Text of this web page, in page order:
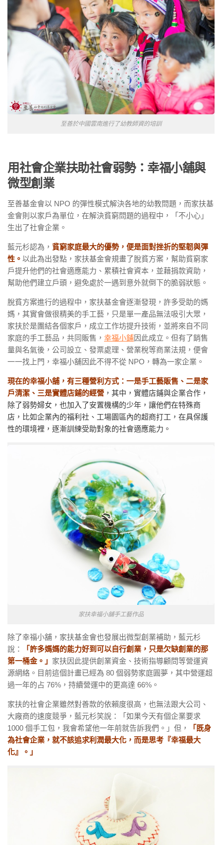
至善於中國雲南進行了幼教師資的培訓
用社會企業扶助社會弱勢：幸福小舖與
微型創業
至善基金會以 NPO 的彈性模式解決各地的幼教問題，而家扶基
金會則以家戶為單位，在解決貧窮問題的過程中，「不小心」
生出了社會企業。
藍元杉認為， 貧窮家庭最大的優勢，便是面對挫折的堅韌與彈
性。 以此為出發點，家扶基金會規畫了脫貧方案，幫助貧窮家
戶提升他們的社會適應能力、累積社會資本，並藉捐款資助，
幫助他們建立戶頭，避免處於一遇到意外就倒下的脆弱狀態。
脫貧方案進行的過程中，家扶基金會逐漸發現，許多受助的媽
媽，其實會做很精美的手工藝，只是單一產品無法吸引大眾，
家扶於是團結各個家戶，成立工作坊提升技術，並將來自不同
家庭的手工藝品，共同販售， 幸福小鋪因此成立。 但有了銷售
量與名氣後，公司設立、發票處理、營業稅等商業法規，便會
一一找上門，幸福小舖因此不得不從 NPO，轉為一家企業。
現在的幸福小舖，有三種營利方式：一是手工藝販售、二是家
戶清潔、三是實體店鋪的經營 ，其中，實體店鋪與企業合作，
除了弱勢婦女，也加入了安置機構的少年，讓他們在特殊商
店，比如企業內的福利社、工場園區內的超商打工，在具保護
性的環境裡，逐漸訓練受助對象的社會適應能力。
家扶幸福小舖手工藝作品
除了幸福小舖，家扶基金會也發展出微型創業補助，藍元杉
說：
「許多媽媽的能力好到可以自行創業，只是欠缺創業的那
第一桶金。」 家扶因此提供創業資金、技術指導顧問等營運資
源網絡。目前這個計畫已經為 80 個弱勢家庭圓夢，其中營運超
過一年的占 76%，持續營運中的更高達 66%。
家扶的社會企業雖然對善款的依賴度很高，也無法跟大公司、
大廠商的速度競爭，藍元杉笑說：「如果今天有個企業要求
1000 個手工包，我會希望他一年前就告訴我們。」但，
「既身
為社會企業， 就不該追求利潤最大化，而是思考『幸福最大
化』。」